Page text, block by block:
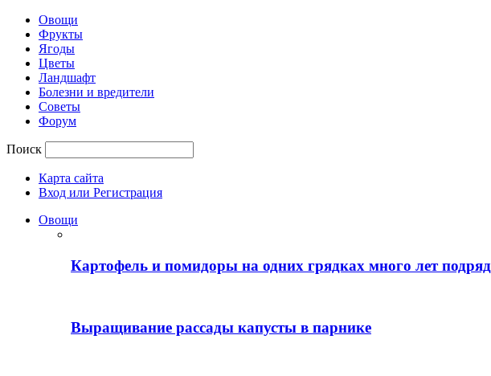
Овощи
Фрукты
Ягоды
Цветы
Ландшафт
Болезни и вредители
Советы
Форум
Поиск
Карта сайта
Вход или Регистрация
Овощи
Картофель и помидоры на одних грядках много лет подряд
Выращивание рассады капусты в парнике